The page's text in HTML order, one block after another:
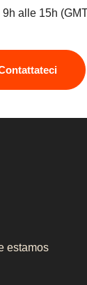
alle 15h
estamos